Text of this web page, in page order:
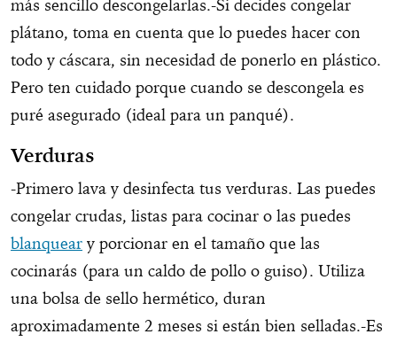
más sencillo descongelarlas.-Si decides congelar
plátano, toma en cuenta que lo puedes hacer con
todo y cáscara, sin necesidad de ponerlo en plástico.
Pero ten cuidado porque cuando se descongela es
puré asegurado (ideal para un panqué).
Verduras
-Primero lava y desinfecta tus verduras. Las puedes
congelar crudas, listas para cocinar o las puedes
blanquear y porcionar en el tamaño que las
cocinarás (para un caldo de pollo o guiso). Utiliza
una bolsa de sello hermético, duran
aproximadamente 2 meses si están bien selladas.-Es